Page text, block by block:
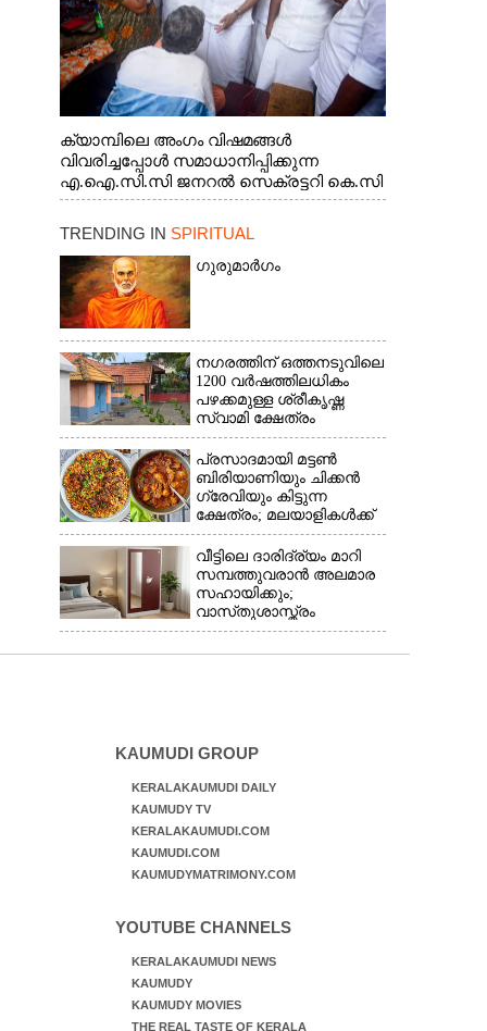
ചെറിയാൻ എം. എൽ. എ എന്നിവർ സമീപം
ക്യാമ്പിലെ അംഗം വിഷമങ്ങൾ
വിവരിച്ചപ്പോൾ സമാധാനിപ്പിക്കുന്ന
എ.ഐ.സി.സി ജനറൽ സെക്രട്ടറി കെ.സി
വേണുഗോപാൽ എം.പി. സഹകരണ-
എന്നിവർ
TRENDING IN SPIRITUAL
ഗുരുമാർഗം
നഗരത്തിന് ഒത്തനടുവിലെ
1200 വർഷത്തിലധികം
പഴക്കമുള്ള ശ്രീകൃഷ്ണ
സ്വാമി ക്ഷേത്രം
പ്രസാദമായി മട്ടൺ
ബിരിയാണിയും ചിക്കൻ
ഗ്രേവിയും കിട്ടുന്ന
ക്ഷേത്രം; മലയാളികൾക്ക്
ഒറ്റദിവസം കൊണ്ട് ഇവിടെ
പോയിവരാം
വീട്ടിലെ ദാരിദ്ര്യം മാറി
സമ്പത്തുവരാൻ അലമാര
സഹായിക്കും;
വാസ്‌തുശാസ്ത്രം
പറയുന്നത് അനുസരിക്കാം
KAUMUDI GROUP
KERALAKAUMUDI DAILY
KAUMUDY TV
KERALAKAUMUDI.COM
KAUMUDI.COM
KAUMUDYMATRIMONY.COM
YOUTUBE CHANNELS
KERALAKAUMUDI NEWS
KAUMUDY
KAUMUDY MOVIES
THE REAL TASTE OF KERALA